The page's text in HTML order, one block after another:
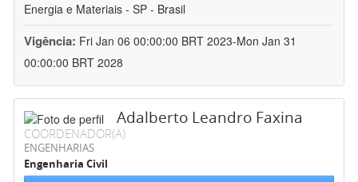
Energia e Materiais - SP - Brasil
Vigência: Fri Jan 06 00:00:00 BRT 2023-Mon Jan 31
00:00:00 BRT 2028
Adalberto Leandro Faxina
COORDENADOR(A)
ENGENHARIAS
Engenharia Civil